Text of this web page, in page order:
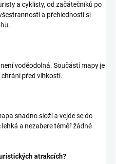
a cyklisty, od začátečníků po
a přehlednosti si
voděodolná. Součástí mapy je
před vlhkostí.
snadno složí a vejde se do
a nezabere téměř žádné
atrakcích?